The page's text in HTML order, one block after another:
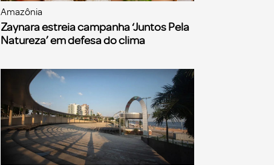
Amazônia
Zaynara estreia campanha ‘Juntos Pela
Natureza’ em defesa do clima